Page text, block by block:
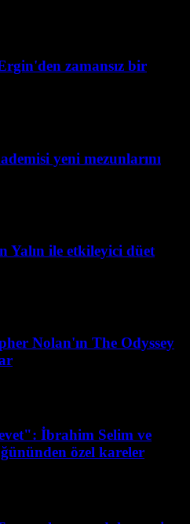
zamansız bir
yeni mezunlarını
Yalın ile etkileyici düet
Nolan'ın The Odyssey
İbrahim Selim ve
özel kareler